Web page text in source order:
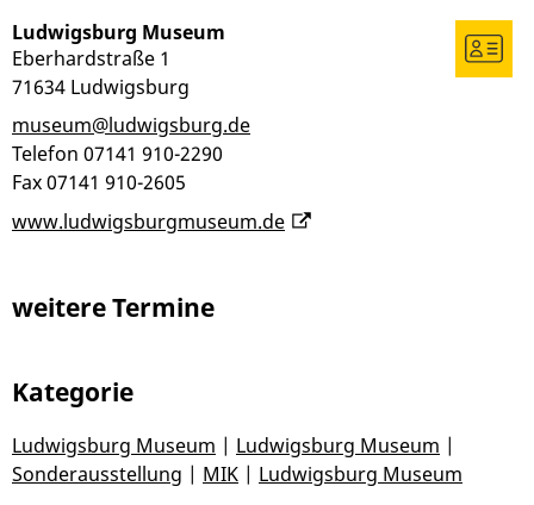
Ludwigsburg Museum
Eberhardstraße 1
71634 Ludwigsburg
museum@ludwigsburg.de
Telefon 07141 910-2290
Fax07141 910-2605
www.ludwigsburgmuseum.de
weitere Termine
Kategorie
Ludwigsburg Museum | Ludwigsburg Museum |
Sonderausstellung | MIK | Ludwigsburg Museum